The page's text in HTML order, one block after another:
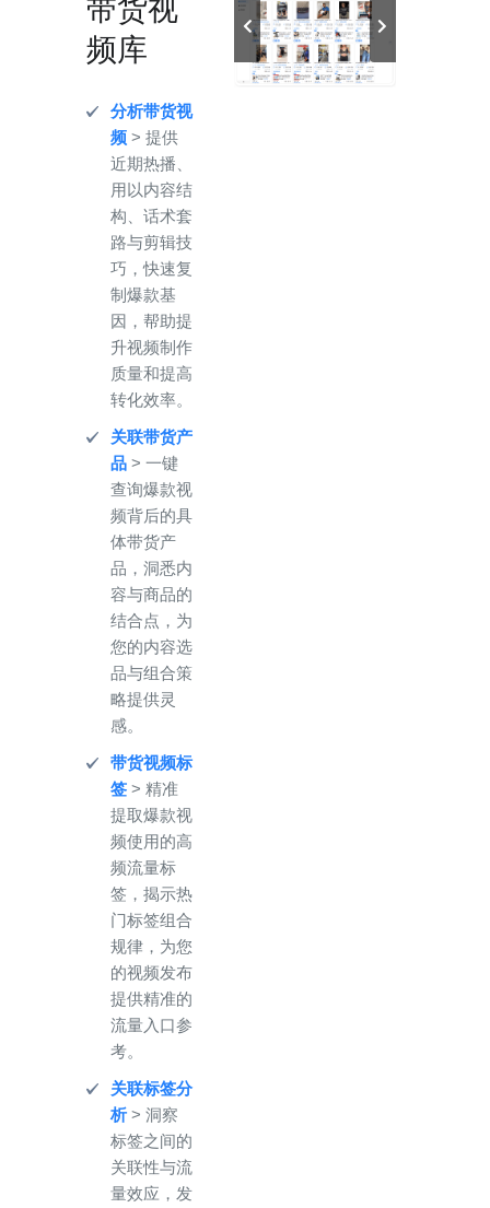
带货视
频库
分析带货视
频 > 提供
近期热播、
用以内容结
构、话术套
路与剪辑技
巧，快速复
制爆款基
因，帮助提
升视频制作
质量和提高
转化效率。
关联带货产
品 > 一键
查询爆款视
频背后的具
体带货产
品，洞悉内
容与商品的
结合点，为
您的内容选
品与组合策
略提供灵
感。
带货视频标
签 > 精准
提取爆款视
频使用的高
频流量标
签，揭示热
门标签组合
规律，为您
的视频发布
提供精准的
流量入口参
考。
关联标签分
析> 洞察
标签之间的
关联性与流
量效应，发